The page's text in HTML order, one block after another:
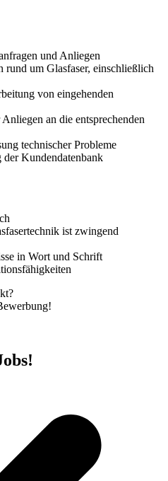
und Anliegen
rund um Glasfaser, einschließlich
von eingehenden
an die entsprechenden
technischer Probleme
Kundendatenbank
ist zwingend
in Wort und Schrift